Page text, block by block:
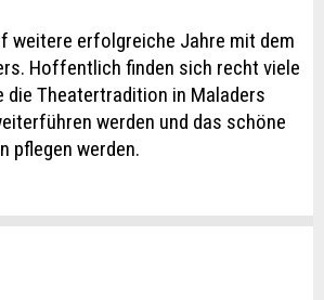
weitere erfolgreiche Jahre mit dem
Hoffentlich finden sich recht viele
die Theatertradition in Maladers
werden und das schöne
pflegen werden.
the ad